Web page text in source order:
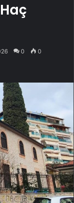
0 0